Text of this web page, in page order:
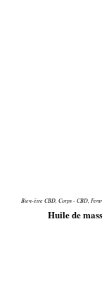
Bien-être CBD Corps - CBD
Huile de